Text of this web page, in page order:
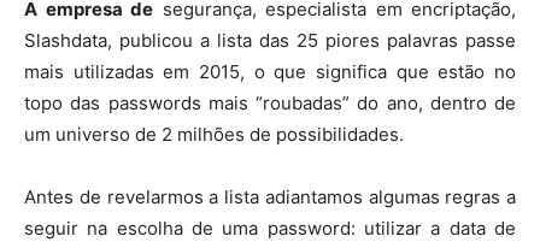
A empresa de segurança, especialista em encriptação,
Slashdata, publicou a lista das 25 piores palavras passe
mais utilizadas em 2015, o que significa que estão no
topo das passwords mais “roubadas” do ano, dentro de
um universo de 2 milhões de possibilidades.
Antes de revelarmos a lista adiantamos algumas regras a
seguir na escolha de uma password: utilizar a data de